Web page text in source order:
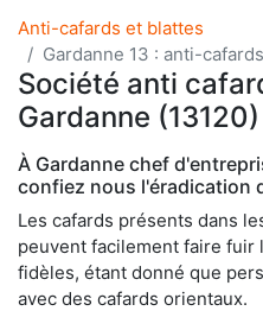
Anti-cafards et blattes
Gardanne 13 : anti-
Société anti
Gardanne (13120)
À Gardanne chef
confiez nous l'éradication
Les cafards présents dans
peuvent facilement faire fuir
fidèles, étant donné que
avec des cafards orientaux.